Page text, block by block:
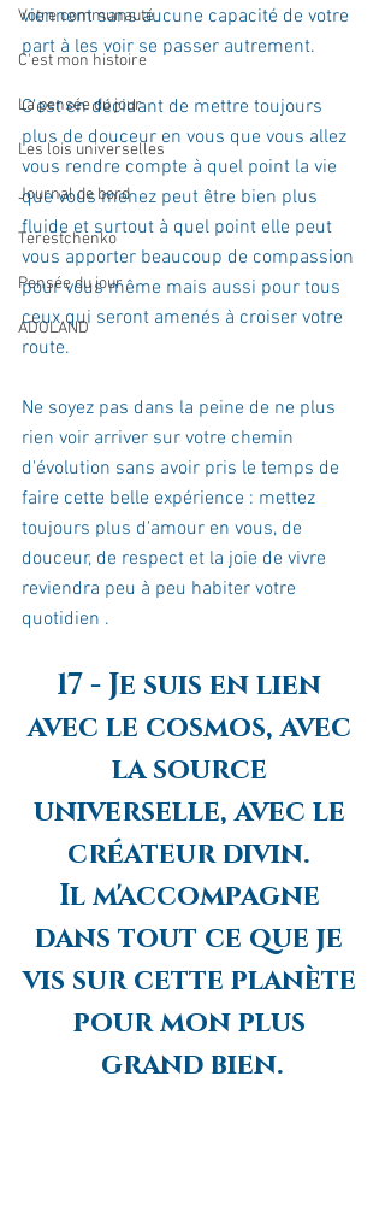
Votre communauté
C'est mon histoire
La pensée du jour
Les lois universelles
Journal de bord
Terestchenko
Pensée du jour
ADOLAND
viennent sans aucune capacité de votre
part à les voir se passer autrement.
C'est en décidant de mettre toujours
plus de douceur en vous que vous allez
vous rendre compte à quel point la vie
que vous menez peut être bien plus
fluide et surtout à quel point elle peut
vous apporter beaucoup de compassion
pour vous même mais aussi pour tous
ceux qui seront amenés à croiser votre
route.
Ne soyez pas dans la peine de ne plus
rien voir arriver sur votre chemin
d'évolution sans avoir pris le temps de
faire cette belle expérience : mettez
toujours plus d'amour en vous, de
douceur, de respect et la joie de vivre
reviendra peu à peu habiter votre
quotidien .
17 - Je suis en lien
avec le cosmos, avec
la source
universelle, avec le
créateur divin.
Il m'accompagne
dans tout ce que je
vis sur cette planète
pour mon plus
grand bien.